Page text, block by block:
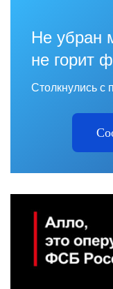
Не убран
не горит
Столкнулись с